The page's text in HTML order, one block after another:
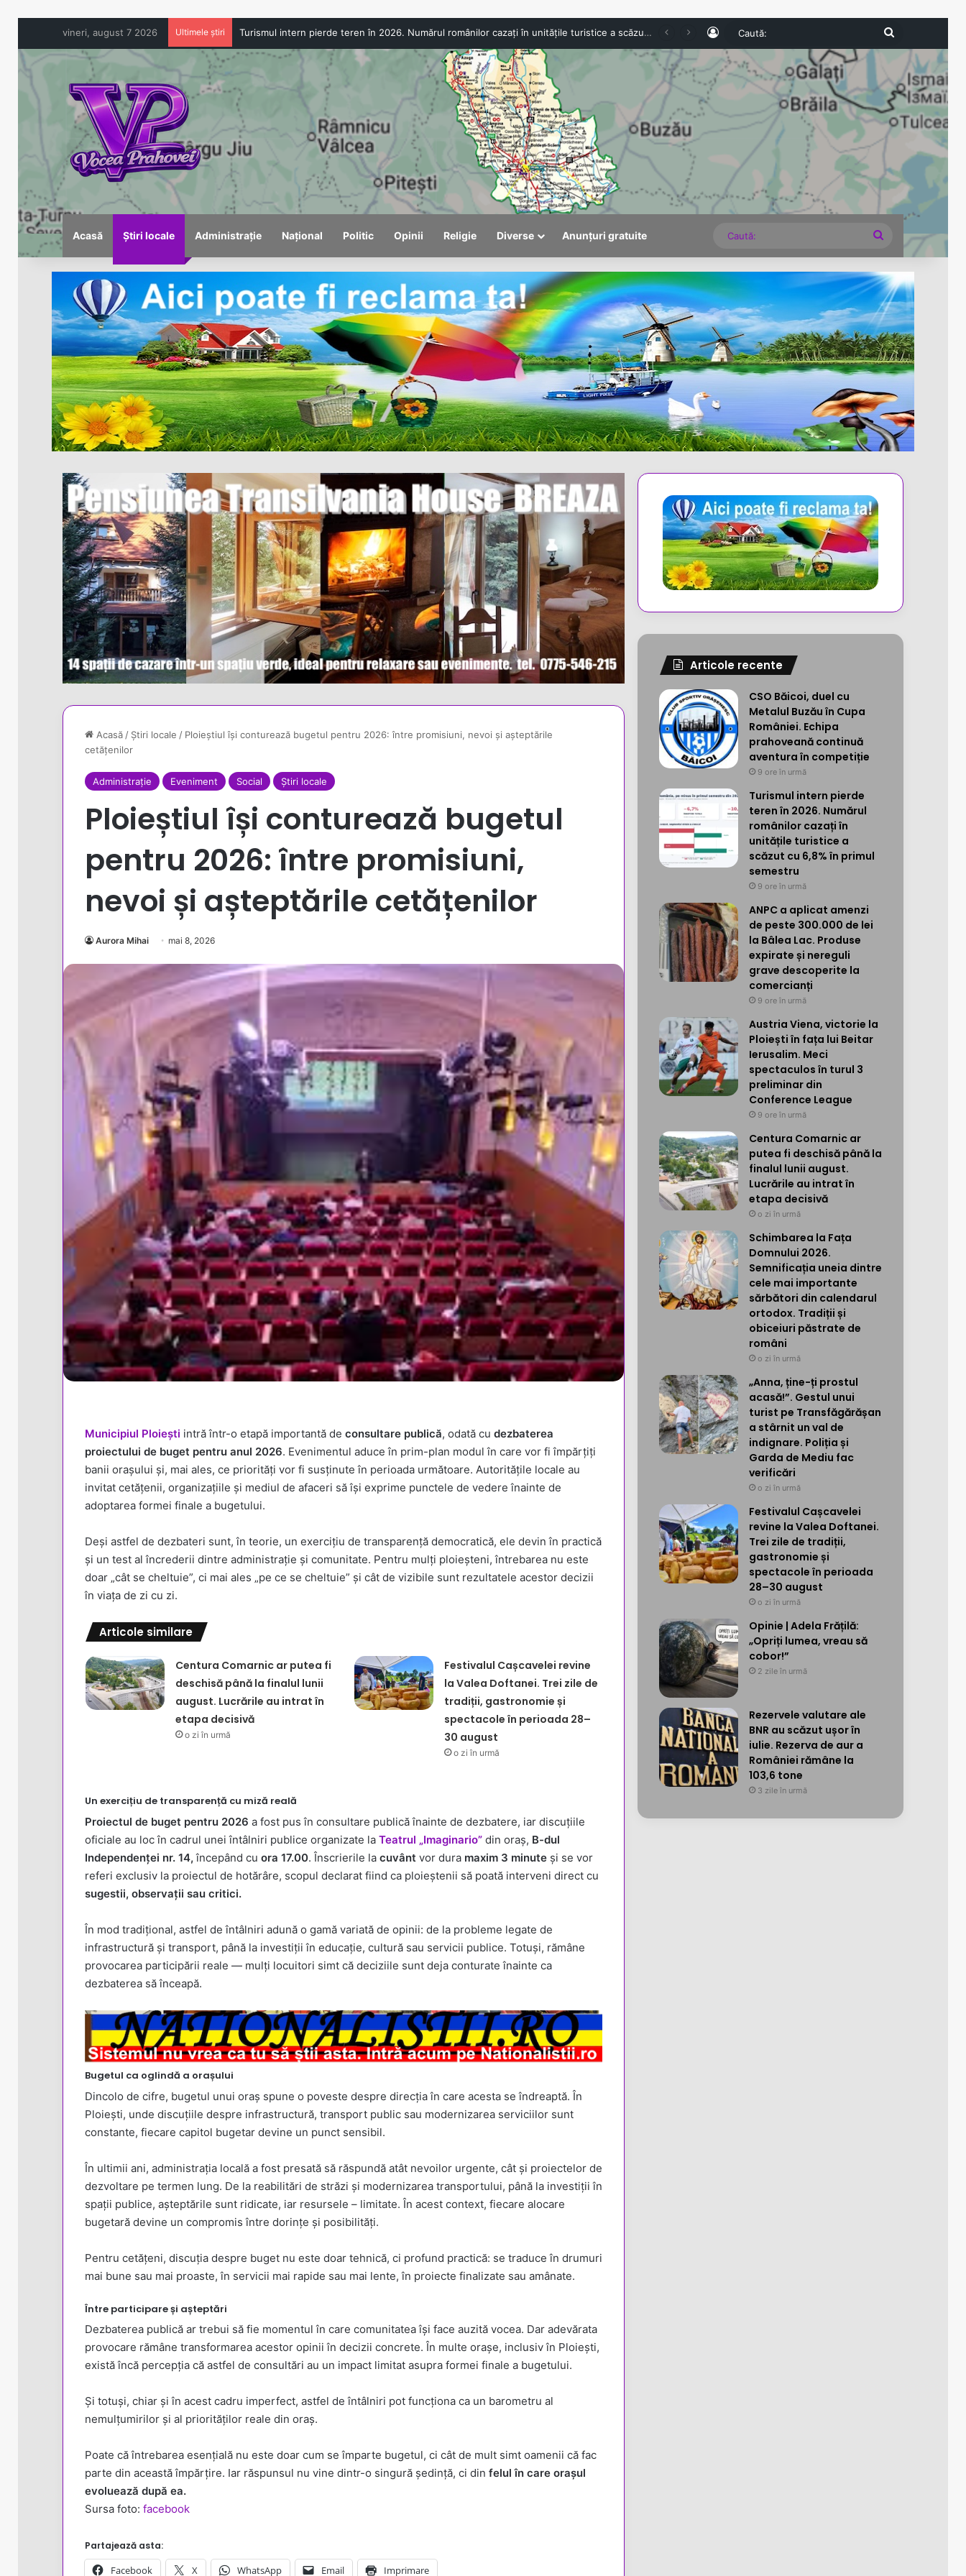
vineri, august 7 2026 Ultimele știri ANPC a aplicat amenzi de peste 300.000 de lei la Bâlea Lac. Produse expirate și nereguli grave descoperite la comercianți Log In Caută:
Acasă Știri locale Administrație Național Politic Opinii Religie Diverse Anunțuri gratuite Caută:
Acasă/ Știri locale / Ploieștiul își conturează bugetul pentru 2026: între promisiuni, nevoi și așteptările
cetățenilor
Administrație Eveniment Social Știri locale
Ploieștiul își conturează bugetul
pentru 2026: între promisiuni,
nevoi și așteptările cetățenilor
Aurora Mihai mai 8, 2026
Municipiul Ploiești intră într-o etapă importantă de consultare publică, odată cu dezbaterea
proiectului de buget pentru anul 2026. Evenimentul aduce în prim-plan modul în care vor fi împărțiți
banii orașului și, mai ales, ce priorități vor fi susținute în perioada următoare. Autoritățile locale au
invitat cetățenii, organizațiile și mediul de afaceri să își exprime punctele de vedere înainte de
adoptarea formei finale a bugetului.
Deși astfel de dezbateri sunt, în teorie, un exercițiu de transparență democratică, ele devin în practică
și un test al încrederii dintre administrație și comunitate. Pentru mulți ploieșteni, întrebarea nu este
doar „cât se cheltuie”, ci mai ales „pe ce se cheltuie” și cât de vizibile sunt rezultatele acestor decizii
în viața de zi cu zi.
Articole similare
Centura Comarnic ar putea fi
deschisă până la finalul lunii
august. Lucrările au intrat în
etapa decisivă
o zi în urmă
Festivalul Cașcavelei revine
la Valea Doftanei. Trei zile de
tradiții, gastronomie și
spectacole în perioada 28–
30 august
o zi în urmă
Un exercițiu de transparență cu miză reală
Proiectul de buget pentru 2026 a fost pus în consultare publică înainte de dezbatere, iar discuțiile
oficiale au loc în cadrul unei întâlniri publice organizate la Teatrul „Imaginario” din oraș, B-dul
Independenţei nr. 14, începând cu ora 17.00. Înscrierile la cuvânt vor dura maxim 3 minute şi se vor
referi exclusiv la proiectul de hotărâre, scopul declarat fiind ca ploieștenii să poată interveni direct cu
sugestii, observații sau critici.
În mod tradițional, astfel de întâlniri adună o gamă variată de opinii: de la probleme legate de
infrastructură și transport, până la investiții în educație, cultură sau servicii publice. Totuși, rămâne
provocarea participării reale — mulți locuitori simt că deciziile sunt deja conturate înainte ca
dezbaterea să înceapă.
Bugetul ca oglindă a orașului
Dincolo de cifre, bugetul unui oraș spune o poveste despre direcția în care acesta se îndreaptă. În
Ploiești, unde discuțiile despre infrastructură, transport public sau modernizarea serviciilor sunt
constante, fiecare capitol bugetar devine un punct sensibil.
În ultimii ani, administrația locală a fost presată să răspundă atât nevoilor urgente, cât și proiectelor de
dezvoltare pe termen lung. De la reabilitări de străzi și modernizarea transportului, până la investiții în
spații publice, așteptările sunt ridicate, iar resursele – limitate. În acest context, fiecare alocare
bugetară devine un compromis între dorințe și posibilități.
Pentru cetățeni, discuția despre buget nu este doar tehnică, ci profund practică: se traduce în drumuri
mai bune sau mai proaste, în servicii mai rapide sau mai lente, în proiecte finalizate sau amânate.
Între participare și așteptări
Dezbaterea publică ar trebui să fie momentul în care comunitatea își face auzită vocea. Dar adevărata
provocare rămâne transformarea acestor opinii în decizii concrete. În multe orașe, inclusiv în Ploiești,
există încă percepția că astfel de consultări au un impact limitat asupra formei finale a bugetului.
Și totuși, chiar și în acest cadru imperfect, astfel de întâlniri pot funcționa ca un barometru al
nemulțumirilor și al priorităților reale din oraș.
Poate că întrebarea esențială nu este doar cum se împarte bugetul, ci cât de mult simt oamenii că fac
parte din această împărțire. Iar răspunsul nu vine dintr-o singură ședință, ci din felul în care orașul
evoluează după ea.
Sursa foto: facebook
Partajează asta:
Facebook X WhatsApp Email Imprimare
Articole recente
CSO Băicoi, duel cu
Metalul Buzău în Cupa
României. Echipa
prahoveană continuă
aventura în competiție
9 ore în urmă
Turismul intern pierde
teren în 2026. Numărul
românilor cazați în
unitățile turistice a
scăzut cu 6,8% în primul
semestru
9 ore în urmă
ANPC a aplicat amenzi
de peste 300.000 de lei
la Bâlea Lac. Produse
expirate și nereguli
grave descoperite la
comercianți
9 ore în urmă
Austria Viena, victorie la
Ploiești în fața lui Beitar
Ierusalim. Meci
spectaculos în turul 3
preliminar din
Conference League
9 ore în urmă
Centura Comarnic ar
putea fi deschisă până la
finalul lunii august.
Lucrările au intrat în
etapa decisivă
o zi în urmă
Schimbarea la Fața
Domnului 2026.
Semnificația uneia dintre
cele mai importante
sărbători din calendarul
ortodox. Tradiții și
obiceiuri păstrate de
români
o zi în urmă
„Anna, ține-ți prostul
acasă!”. Gestul unui
turist pe Transfăgărășan
a stârnit un val de
indignare. Poliția și
Garda de Mediu fac
verificări
o zi în urmă
Festivalul Cașcavelei
revine la Valea Doftanei.
Trei zile de tradiții,
gastronomie și
spectacole în perioada
28–30 august
o zi în urmă
Opinie | Adela Frățilă:
„Opriți lumea, vreau să
cobor!”
2 zile în urmă
Rezervele valutare ale
BNR au scăzut ușor în
iulie. Rezerva de aur a
României rămâne la
103,6 tone
3 zile în urmă